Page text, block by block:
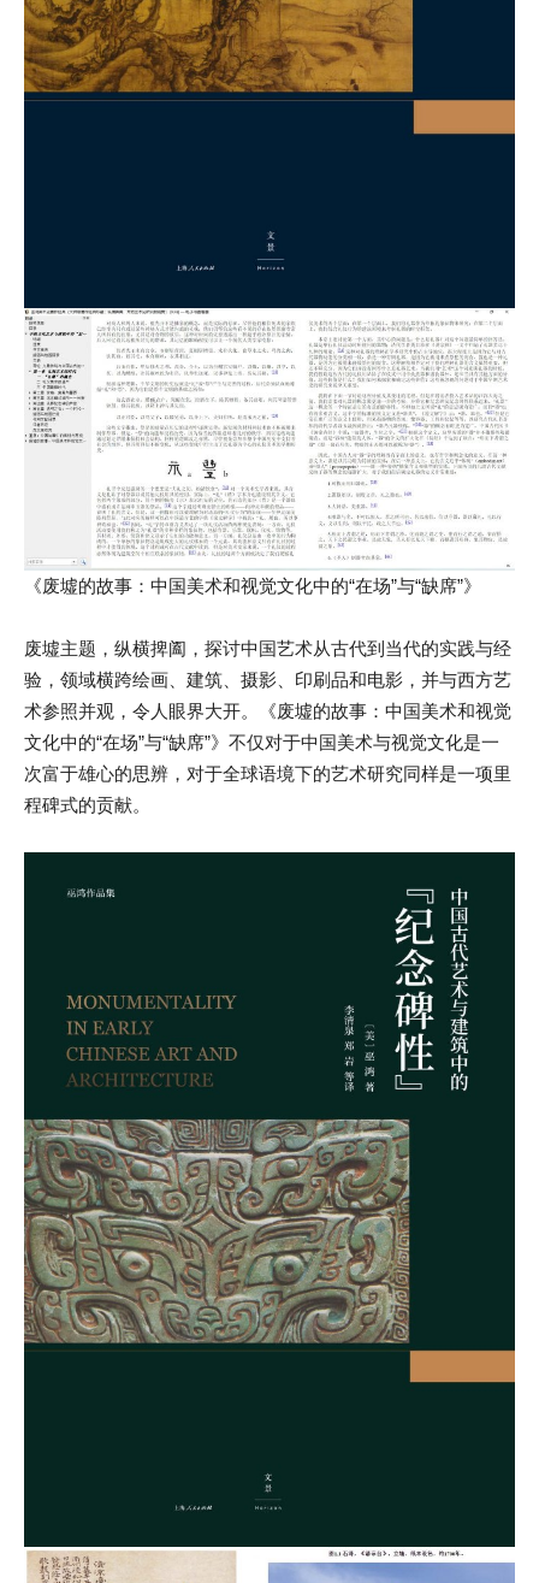
《废墟的故事：中国美术和视觉文化中的“在场”与“缺席”》
废墟主题，纵横捭阖，探讨中国艺术从古代到当代的实践与经
验，领域横跨绘画、建筑、摄影、印刷品和电影，并与西方艺
术参照并观，令人眼界大开。《废墟的故事：中国美术和视觉
文化中的“在场”与“缺席”》不仅对于中国美术与视觉文化是一
次富于雄心的思辨，对于全球语境下的艺术研究同样是一项里
程碑式的贡献。